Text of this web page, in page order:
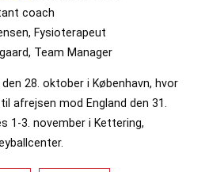
coach
Fysioterapeut
Team Manager
28. oktober i København, hvor
afrejsen mod England den 31.
1-3. november i Kettering,